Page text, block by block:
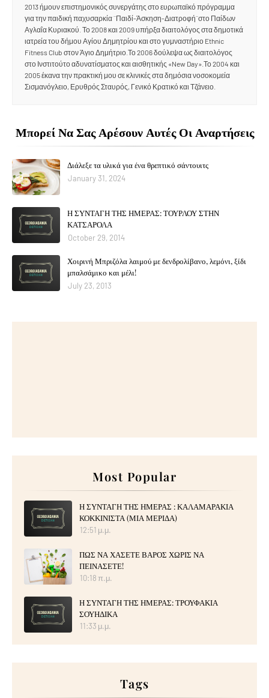
2013 ήμουν επιστημονικός συνεργάτης στο ευρωπαϊκό πρόγραμμα
για την παιδική παχυσαρκία ¨Παιδί-Άσκηση-Διατροφή¨στο Παίδων
Αγλαΐα Κυριακού. Το 2008 και 2009 υπήρξα διαιτολόγος στα δημοτικά
ιατρεία του δήμου Αγίου Δημητρίου και στο γυμναστήριο Ethnic
Fitness Club στον Άγιο Δημήτριο.Το 2006 δούλεψα ως διαιτολόγος
στο Ινστιτούτο αδυνατίσματος και αισθητικής «New Day».Το 2004 και
2005 έκανα την πρακτική μου σε κλινικές στα δημόσια νοσοκομεία
Σισμανόγλειο, Ερυθρός Σταυρός, Γενικό Κρατικό και Τζάνειο.
Μπορεί Να Σας Αρέσουν Αυτές Οι Αναρτήσεις
Διάλεξε τα υλικά για ένα θρεπτικό σάντουιτς
January 31, 2024
Η ΣΥΝΤΑΓΗ ΤΗΣ ΗΜΕΡΑΣ: ΤΟΥΡΛΟΥ ΣΤΗΝ
ΚΑΤΣΑΡΟΛΑ
October 29, 2014
Χοιρινή Μπριζόλα λαιμού με δενδρολίβανο, λεμόνι, ξίδι
μπαλσάμικο και μέλι!
July 23, 2013
Most Popular
Η ΣΥΝΤΑΓΗ ΤΗΣ ΗΜΕΡΑΣ : ΚΑΛΑΜΑΡΑΚΙΑ
ΚΟΚΚΙΝΙΣΤΑ (ΜΙΑ ΜΕΡΙΔΑ)
12:51 μ.μ.
ΠΩΣ ΝΑ ΧΑΣΕΤΕ ΒΑΡΟΣ ΧΩΡΙΣ ΝΑ
ΠΕΙΝΑΣΕΤΕ!
10:18 π.μ.
Η ΣΥΝΤΑΓΗ ΤΗΣ ΗΜΕΡΑΣ: ΤΡΟΥΦΑΚΙΑ
ΣΟΥΗΔΙΚΑ
11:33 μ.μ.
Tags